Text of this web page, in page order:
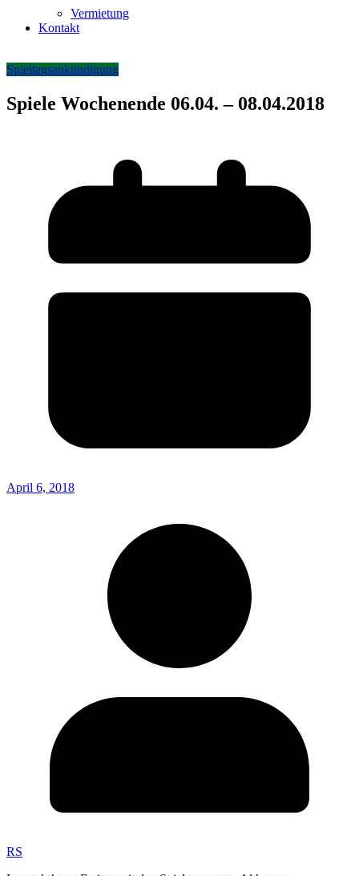
Vermietung
Kontakt
Spieltagsankündigung
Spiele Wochenende 06.04. – 08.04.2018
April 6, 2018
RS